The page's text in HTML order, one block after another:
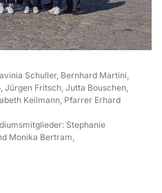
Schuller, Bernhard Martini,
Jürgen Fritsch, Jutta Bouschen,
Keilmann, Pfarrer Erhard
Stephanie
Monika Bertram,